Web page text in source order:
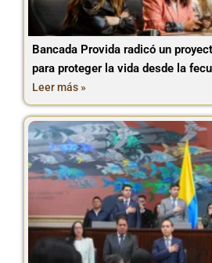
Bancada Provida radicó un
para proteger la vida desde la
Leer más »